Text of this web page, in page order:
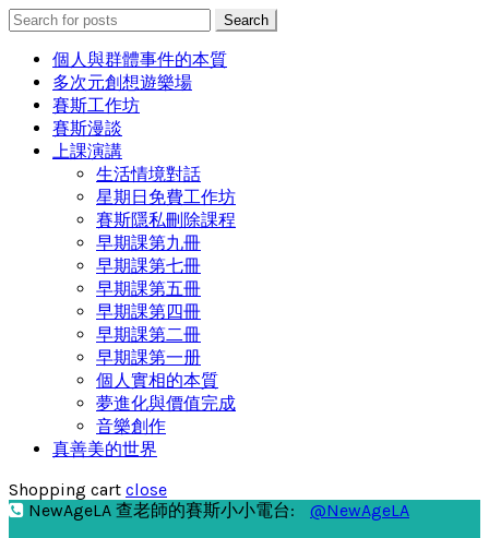
Search
for:
Search
個人與群體事件的本質
多次元創想遊樂場
賽斯工作坊
賽斯漫談
上課演講
生活情境對話
星期日免費工作坊
賽斯隱私刪除課程
早期課第九冊
早期課第七冊
早期課第五冊
早期課第四冊
早期課第二冊
早期課第一册
個人實相的本質
夢進化與價值完成
音樂創作
真善美的世界
Shopping cart close
NewAgeLA 查老師的賽斯小小電台:
@NewAgeLA